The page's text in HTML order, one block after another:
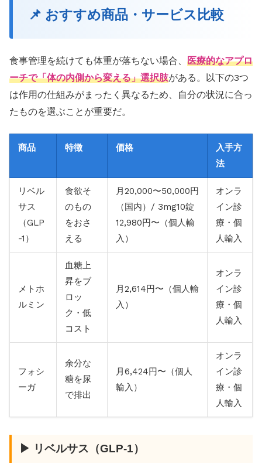
📌 おすすめ商品・サービス比較
食事管理を続けても体重が落ちない場合、 医療的なアプロ
ーチで「体の内側から変える」選択肢がある。以下の3つ
は作用の仕組みがまったく異なるため、自分の状況に合っ
たものを選ぶことが重要だ。
商品 特徴 価格
入手方
法
リベル
サス
（GLP
-1）
食欲そ
のもの
をおさ
える
月20,000〜50,000円
（国内）/ 3mg10錠
12,980円〜（個人輸
入）
オンラ
イン診
療・個
人輸入
メトホ
ルミン
血糖上
昇をブ
ロッ
ク・低
コスト
月2,614円〜（個人輸
入）
オンラ
イン診
療・個
人輸入
フォシ
ーガ
余分な
糖を尿
で排出
月6,424円〜（個人
輸入）
オンラ
イン診
療・個
人輸入
▶ リベルサス（GLP-1）